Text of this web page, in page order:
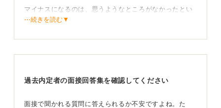
マイナスになるのは、思うようなところがなかったとい
う表現です。
た」とでは、印象がまったく違います。
反省を活かし今頑張っている姿を見せよう！
⋯続きを読む▼
過去内定者の面接回答集を確認してください
面接で聞かれる質問に答えられるか不安ですよね。た